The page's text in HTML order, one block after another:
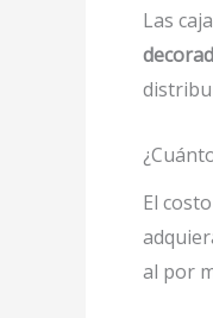
Las
El
al por